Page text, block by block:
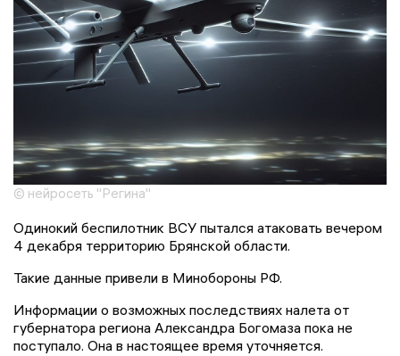
© нейросеть "Регина"
Одинокий беспилотник ВСУ пытался атаковать вечером
4 декабря территорию Брянской области.
Такие данные привели в Минобороны РФ.
Информации о возможных последствиях налета от
губернатора региона Александра Богомаза пока не
поступало. Она в настоящее время уточняется.